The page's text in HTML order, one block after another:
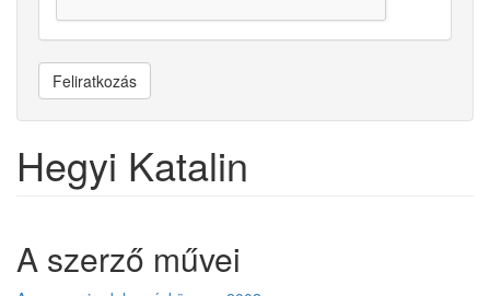
Feliratkozás
Hegyi Katalin
A szerző művei